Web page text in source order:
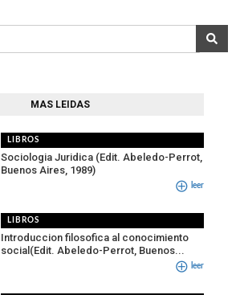
MAS LEIDAS
LIBROS
Sociologia Juridica (Edit. Abeledo-Perrot,
Buenos Aires, 1989)
leer
LIBROS
Introduccion filosofica al conocimiento
social(Edit. Abeledo-Perrot, Buenos...
leer